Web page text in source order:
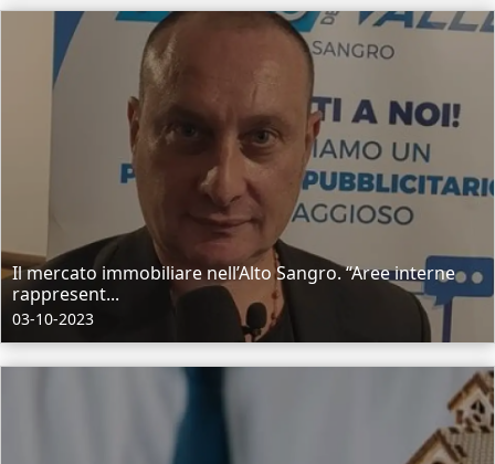
Il mercato immobiliare nell’Alto Sangro. “Aree interne
rappresent...
03-10-2023